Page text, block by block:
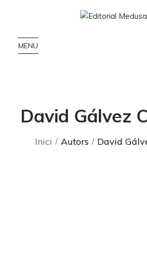
MENU
David Gálvez
Inici Autors David